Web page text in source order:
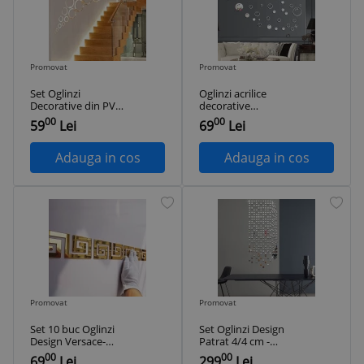
Promovat
Set Oglinzi
Decorative din PVC
Argintii Cercuri 24
bucati/set
5900 Lei
Adauga in cos
Promovat
Oglinzi acrilice
decorative
autoadezive 3D Wall
Bubbles 58 buc/set
6900 Lei
Adauga in cos
Promovat
Set 10 buc Oglinzi
Design Versace-
Oglinzi Decorative
00
Promovat
Set Oglinzi Design
Patrat 4/4 cm -
Decorative Acrilice
00